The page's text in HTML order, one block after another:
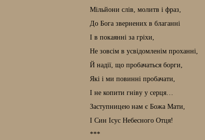
Мільйони слів, молитв і фраз,
До Бога звернених в благанні
І в покаянні за гріхи,
Не зовсім в усвідомленім проханні,
Й надії, що пробачаться борги,
Які і ми повинні пробачати,
І не копити гніву у серця…
Заступницею нам є Божа Мати,
І Син Ісус Небесного Отця!
***